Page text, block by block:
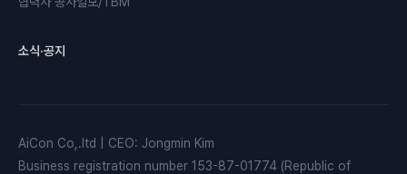
소식·공지
AiCon Co,.ltd CEO: Jongmin Kim
Business registration number 153-87-01774 (Republic of